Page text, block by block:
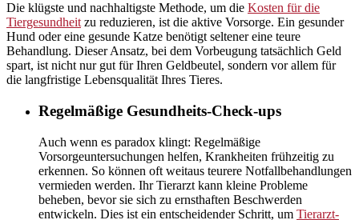
Die klügste und nachhaltigste Methode, um die Kosten für die
Tiergesundheit zu reduzieren, ist die aktive Vorsorge. Ein gesunder
Hund oder eine gesunde Katze benötigt seltener eine teure
Behandlung. Dieser Ansatz, bei dem Vorbeugung tatsächlich Geld
spart, ist nicht nur gut für Ihren Geldbeutel, sondern vor allem für
die langfristige Lebensqualität Ihres Tieres.
Regelmäßige Gesundheits-Check-ups
Auch wenn es paradox klingt: Regelmäßige
Vorsorgeuntersuchungen helfen, Krankheiten frühzeitig zu
erkennen. So können oft weitaus teurere Notfallbehandlungen
vermieden werden. Ihr Tierarzt kann kleine Probleme
beheben, bevor sie sich zu ernsthaften Beschwerden
entwickeln. Dies ist ein entscheidender Schritt, um Tierarzt-